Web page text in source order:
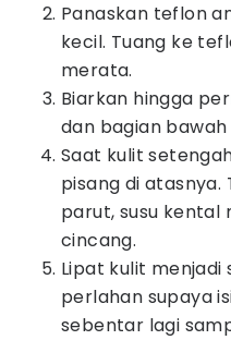
Panaskan teflon
kecil. Tuang ke
merata.
Biarkan hingga
dan bagian
Saat kulit
pisang di atasnya.
parut, susu kental
cincang.
Lipat kulit
perlahan supaya
sebentar lagi